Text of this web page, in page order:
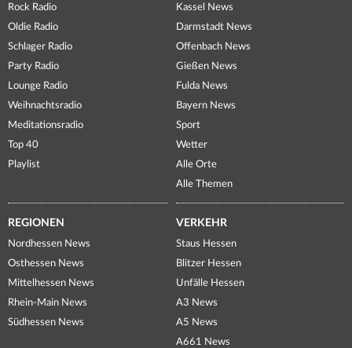
Rock Radio
Oldie Radio
Schlager Radio
Party Radio
Lounge Radio
Weihnachtsradio
Meditationsradio
Top 40
Playlist
Kassel News
Darmstadt News
Offenbach News
Gießen News
Fulda News
Bayern News
Sport
Wetter
Alle Orte
Alle Themen
REGIONEN
Nordhessen News
Osthessen News
Mittelhessen News
Rhein-Main News
Südhessen News
VERKEHR
Staus Hessen
Blitzer Hessen
Unfälle Hessen
A3 News
A5 News
A661 News